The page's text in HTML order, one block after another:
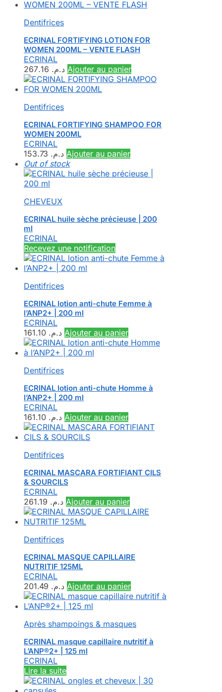
Dentifrices
ECRINAL FORTIFYING LOTION FOR
WOMEN 200ML – VENTE FLASH
ECRINAL
د.م. Ajouter au panier
Dentifrices
ECRINAL FORTIFYING SHAMPOO FOR
WOMEN 200ML
ECRINAL
د.م. Ajouter au panier
Out of stock
CHEVEUX
ECRINAL huile sèche précieuse | 200
ml
ECRINAL
Recevez une notification
Dentifrices
ECRINAL lotion anti-chute Femme à
l’ANP2+ | 200 ml
ECRINAL
د.م. Ajouter au panier
Dentifrices
ECRINAL lotion anti-chute Homme à
l’ANP2+ | 200 ml
ECRINAL
د.م. Ajouter au panier
Dentifrices
ECRINAL MASCARA FORTIFIANT CILS
& SOURCILS
ECRINAL
د.م. Ajouter au panier
Dentifrices
ECRINAL MASQUE CAPILLAIRE
NUTRITIF 125ML
ECRINAL
د.م. Ajouter au panier
Après shampoings & masques
ECRINAL masque capillaire nutritif à
L’ANP®2+ | 125 ml
ECRINAL
Lire la suite